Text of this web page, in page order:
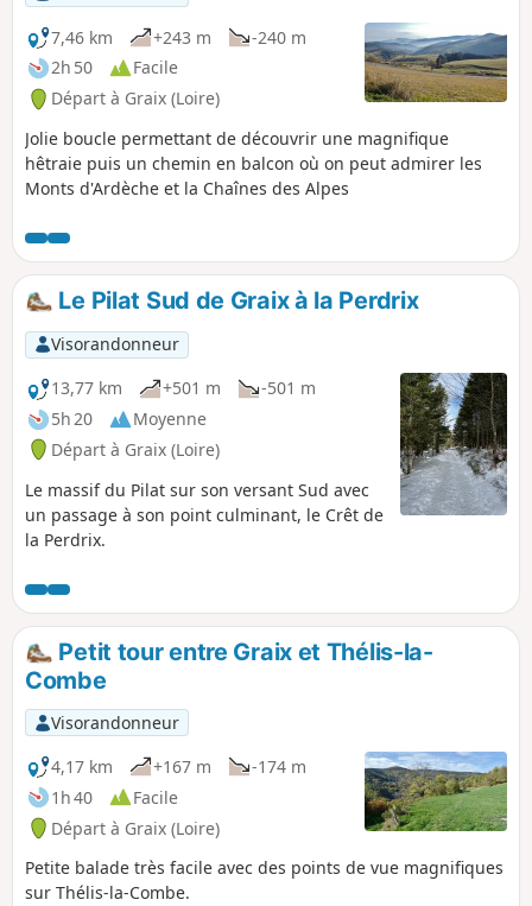
7,46 km
+243 m
-240 m
2h 50
Facile
Départ à Graix (Loire)
Jolie boucle permettant de découvrir une magnifique
hêtraie puis un chemin en balcon où on peut admirer les
Monts d'Ardèche et la Chaînes des Alpes
Le Pilat Sud de Graix à la Perdrix
Visorandonneur
13,77 km
+501 m
-501 m
5h 20
Moyenne
Départ à Graix (Loire)
Le massif du Pilat sur son versant Sud avec
un passage à son point culminant, le Crêt de
la Perdrix.
Petit tour entre Graix et Thélis-la-
Combe
Visorandonneur
4,17 km
+167 m
-174 m
1h 40
Facile
Départ à Graix (Loire)
Petite balade très facile avec des points de vue magnifiques
sur Thélis-la-Combe.